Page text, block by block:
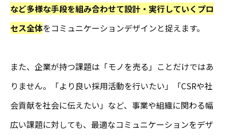
など多様な手段を組み合わせて設計・実行していくプロ
セス全体をコミュニケーションデザインと捉えます。
また、企業が持つ課題は「モノを売る」ことだけではあ
りません。「より良い採用活動を行いたい」「CSRや社
会貢献を社会に伝えたい」など、事業や組織に関わる幅
広い課題に対しても、最適なコミュニケーションをデザ